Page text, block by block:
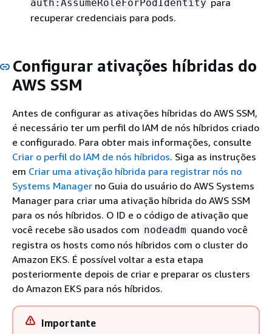
auth:AssumeRoleForPodIdentity
recuperar credenciais para pods.
Configurar ativações híbridas do
AWS SSM
Antes de configurar as ativações híbridas do AWS SSM,
é necessário ter um perfil do IAM de nós híbridos criado
e configurado. Para obter mais informações, consulte
Criar o perfil do IAM de nós híbridos. Siga as instruções
em Criar uma ativação híbrida para registrar nós no
Systems Manager no Guia do usuário do AWS Systems
Manager para criar uma ativação híbrida do AWS SSM
para os nós híbridos. O ID e o código de ativação que
você recebe são usados com nodeadm quando você
registra os hosts como nós híbridos com o cluster do
Amazon EKS. É possível voltar a esta etapa
posteriormente depois de criar e preparar os clusters
do Amazon EKS para nós híbridos.
Importante